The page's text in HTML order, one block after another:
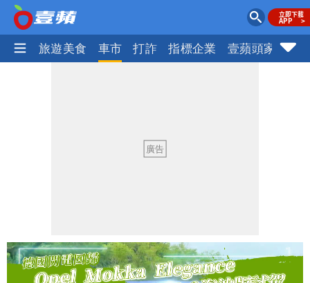
產王 旅遊美食 車市 打詐 指標企業 壹蘋頭家 健